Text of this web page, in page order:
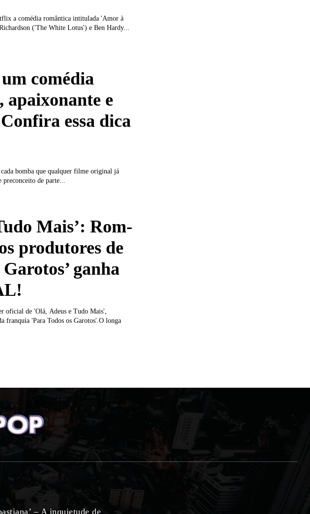
a comédia romântica intitulada 'Amor à
('The White Lotus') e Ben Hardy...
comédia
e
essa dica
bomba que qualquer filme original já
de parte...
Mais’: Rom-
produtores de
ganha
oficial de 'Olá, Adeus e Tudo Mais',
franquia 'Para Todos os Garotos'.O longa
– A inquietude de